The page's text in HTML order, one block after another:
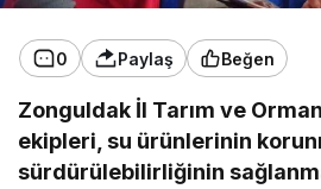
0 Paylaş Beğen
Zonguldak İl Tarım ve
ekipleri, su ürünlerinin
sürdürülebilirliğinin